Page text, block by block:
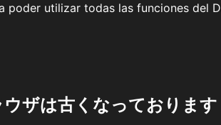
poder utilizar todas las funciones del
ザは古くなっております